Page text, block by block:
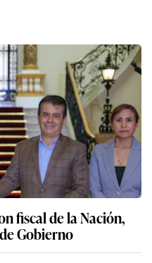
fiscal de la Nación,
Gobierno